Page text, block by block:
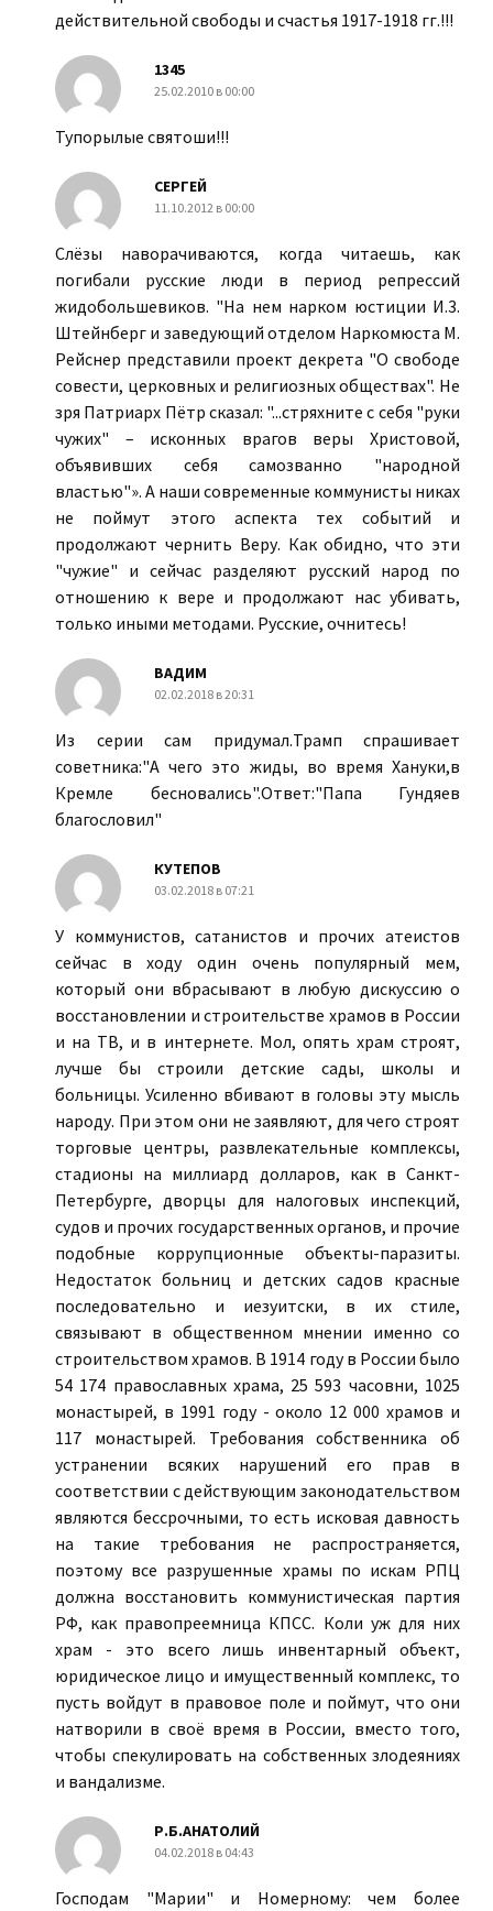
действительной свободы и счастья 1917-1918 гг.!!!
1345
25.02.2010 в 00:00
Тупорылые святоши!!!
СЕРГЕЙ
11.10.2012 в 00:00
Слёзы наворачиваются, когда читаешь, как
погибали русские люди в период репрессий
жидобольшевиков. "На нем нарком юстиции И.3.
Штейнберг и заведующий отделом Наркомюста М.
Рейснер представили проект декрета "О свободе
совести, церковных и религиозных обществах". Не
зря Патриарх Пётр сказал: "...стряхните с себя "руки
чужих" – исконных врагов веры Христовой,
объявивших себя самозванно "народной
властью"». А наши современные коммунисты никах
не поймут этого аспекта тех событий и
продолжают чернить Веру. Как обидно, что эти
"чужие" и сейчас разделяют русский народ по
отношению к вере и продолжают нас убивать,
только иными методами. Русские, очнитесь!
ВАДИМ
02.02.2018 в 20:31
Из серии сам придумал.Трамп спрашивает
советника:"А чего это жиды, во время Хануки,в
Кремле бесновались".Ответ:"Папа Гундяев
благословил"
КУТЕПОВ
03.02.2018 в 07:21
У коммунистов, сатанистов и прочих атеистов
сейчас в ходу один очень популярный мем,
который они вбрасывают в любую дискуссию о
восстановлении и строительстве храмов в России
и на ТВ, и в интернете. Мол, опять храм строят,
лучше бы строили детские сады, школы и
больницы. Усиленно вбивают в головы эту мысль
народу. При этом они не заявляют, для чего строят
торговые центры, развлекательные комплексы,
стадионы на миллиард долларов, как в Санкт-
Петербурге, дворцы для налоговых инспекций,
судов и прочих государственных органов, и прочие
подобные коррупционные объекты-паразиты.
Недостаток больниц и детских садов красные
последовательно и иезуитски, в их стиле,
связывают в общественном мнении именно со
строительством храмов. В 1914 году в России было
54 174 православных храма, 25 593 часовни, 1025
монастырей, в 1991 году - около 12 000 храмов и
117 монастырей. Требования собственника об
устранении всяких нарушений его прав в
соответствии с действующим законодательством
являются бессрочными, то есть исковая давность
на такие требования не распространяется,
поэтому все разрушенные храмы по искам РПЦ
должна восстановить коммунистическая партия
РФ, как правопреемница КПСС. Коли уж для них
храм - это всего лишь инвентарный объект,
юридическое лицо и имущественный комплекс, то
пусть войдут в правовое поле и поймут, что они
натворили в своё время в России, вместо того,
чтобы спекулировать на собственных злодеяниях
и вандализме.
Р.Б.АНАТОЛИЙ
04.02.2018 в 04:43
Господам "Марии" и Номерному: чем более